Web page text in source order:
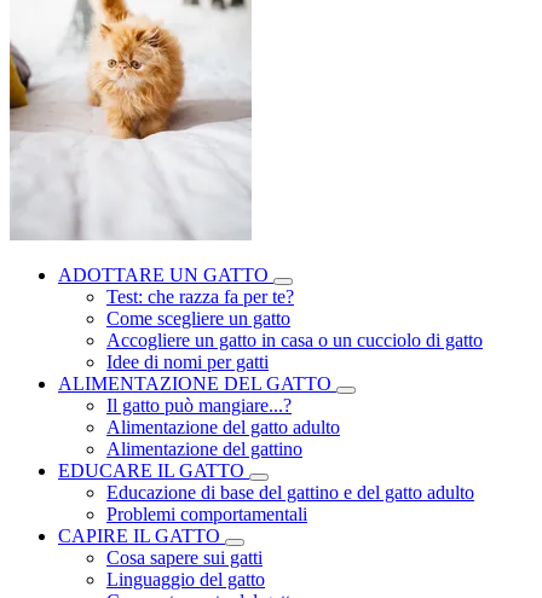
ADOTTARE UN GATTO
Test: che razza fa per te?
Come scegliere un gatto
Accogliere un gatto in casa o un cucciolo di gatto
Idee di nomi per gatti
ALIMENTAZIONE DEL GATTO
Il gatto può mangiare...?
Alimentazione del gatto adulto
Alimentazione del gattino
EDUCARE IL GATTO
Educazione di base del gattino e del gatto adulto
Problemi comportamentali
CAPIRE IL GATTO
Cosa sapere sui gatti
Linguaggio del gatto